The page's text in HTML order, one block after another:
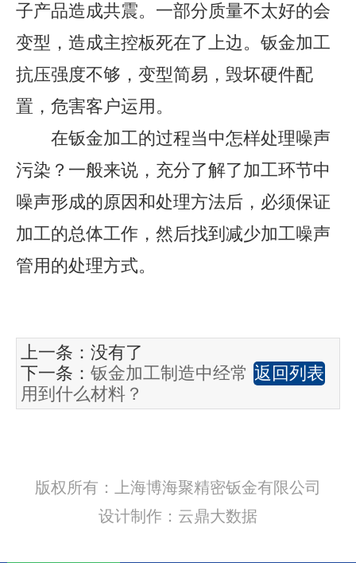
子产品造成共震。一部分质量不太好的会
变型，造成主控板死在了上边。钣金加工
抗压强度不够，变型简易，毁坏硬件配
置，危害客户运用。
在钣金加工的过程当中怎样处理噪声
污染？一般来说，充分了解了加工环节中
噪声形成的原因和处理方法后，必须保证
加工的总体工作，然后找到减少加工噪声
管用的处理方式。
上一条：没有了
下一条： 钣金加工制造中经常
用到什么材料？
返回列表
版权所有：上海博海聚精密钣金有限公司
设计制作：云鼎大数据